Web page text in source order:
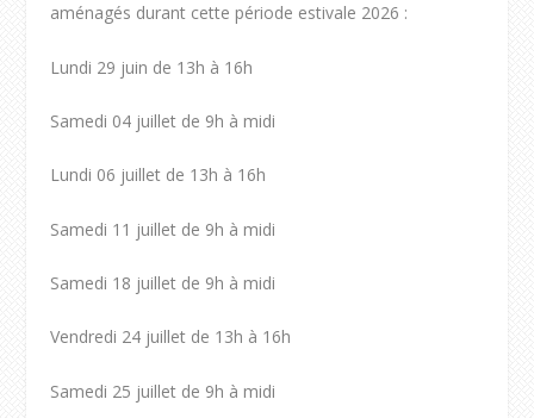
aménagés durant cette période estivale 2026 :
Lundi 29 juin de 13h à 16h
Samedi 04 juillet de 9h à midi
Lundi 06 juillet de 13h à 16h
Samedi 11 juillet de 9h à midi
Samedi 18 juillet de 9h à midi
Vendredi 24 juillet de 13h à 16h
Samedi 25 juillet de 9h à midi